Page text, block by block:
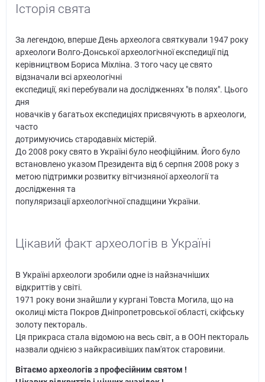
Історія свята
За легендою, вперше День археолога святкували 1947 року
археологи Волго-Донської археологічної експедиції під
керівництвом Бориса Міхліна. З того часу це свято
відзначали всі археологічні
експедиції, які перебували на дослідженнях "в полях". Цього
дня
новачків у багатьох експедиціях присвячують в археологи,
часто
дотримуючись стародавніх містерій.
До 2008 року свято в Україні було неофіційним. Його було
встановлено указом Президента від 6 серпня 2008 року з
метою підтримки розвитку вітчизняної археології та
дослідження та
популяризації археологічної спадщини України.
Цікавий факт археологів в Україні
В Україні археологи зробили одне із найзначніших
відкриттів у світі.
1971 року вони знайшли у кургані Товста Могила, що на
околиці міста Покров Дніпропетровської області, скіфську
золоту пектораль.
Ця прикраса стала відомою на весь світ, а в ООН пектораль
назвали однією з найкрасивіших пам'яток старовини.
Вітаємо археологів з професійним святом !